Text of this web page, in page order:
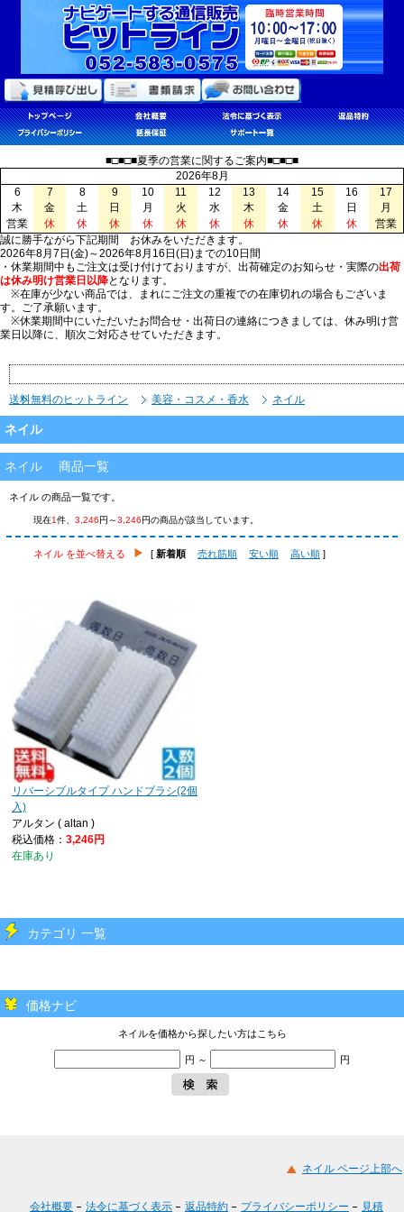
■□■□■夏季の営業に関するご案内■□■□■
2026年8月
6
7 8 9 10 11 12 13 14 15 16
17
木
金 土 日 月 火 水 木 金 土 日
月
営業
休 休 休 休 休 休 休 休 休 休
営業
誠に勝手ながら下記期間 お休みをいただきます。
2026年8月7日(金)～2026年8月16日(日)までの10日間
・休業期間中もご注文は受け付けておりますが、出荷確定のお知らせ・実際の出荷
は休み明け営業日以降となります。
※在庫が少ない商品では、まれにご注文の重複での在庫切れの場合もございま
す。ご了承願います。
※休業期間中にいただいたお問合せ・出荷日の連絡につきましては、休み明け営
業日以降に、順次ご対応させていただきます。
送料無料のヒットライン 美容・コスメ・香水 ネイル
ネイル
ネイル 商品一覧
ネイル の商品一覧です。
現在1件、 3,246円～3,246円の商品が該当しています。
ネイル を並べ替える [ 新着順 売れ筋順 安い順 高い順 ]
リバーシブルタイプ ハンドブラシ(2個
入)
アルタン ( altan )
税込価格： 3,246円
在庫あり
カテゴリ 一覧
価格ナビ
ネイルを価格から探したい方はこちら
円 ～ 円
ネイル ページ上部へ
会社概要 法令に基づく表示 返品特約 プライバシーポリシー 見積